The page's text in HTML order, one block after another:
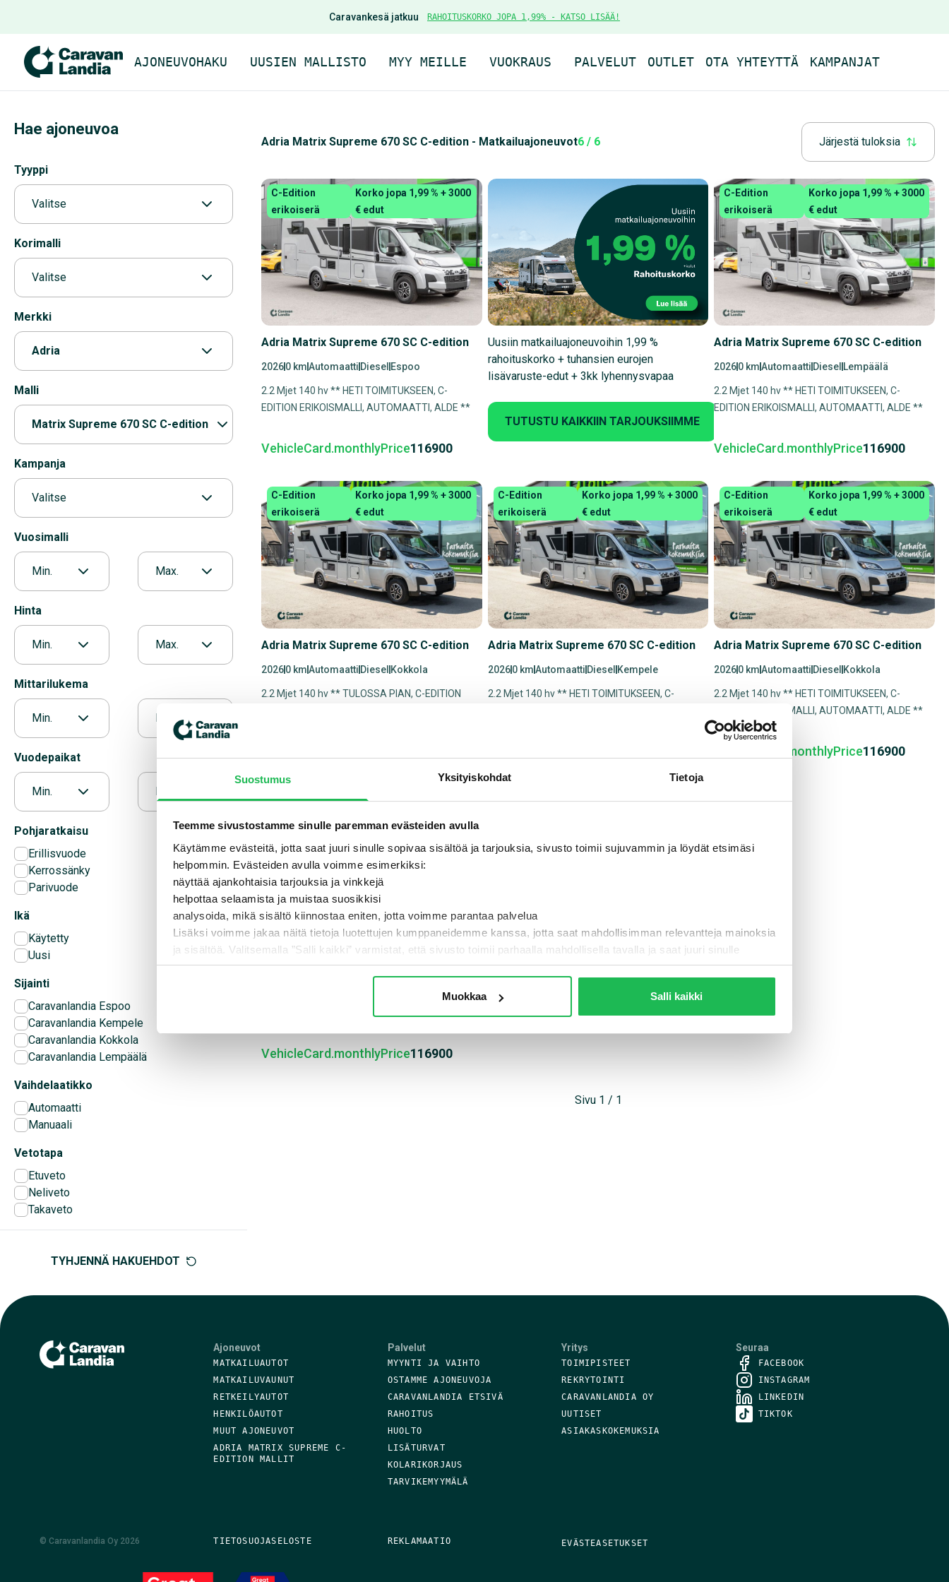
Suostumus Yksityiskohdat Tietoja
Teemme sivustostamme sinulle paremman evästeiden avulla
Käytämme evästeitä, jotta saat juuri sinulle sopivaa sisältöä ja tarjouksia, sivusto toimii sujuvammin ja löydät etsimäsi
helpommin. Evästeiden avulla voimme esimerkiksi:
näyttää ajankohtaisia tarjouksia ja vinkkejä
helpottaa selaamista ja muistaa suosikkisi
analysoida, mikä sisältö kiinnostaa eniten, jotta voimme parantaa palvelua
Lisäksi voimme jakaa näitä tietoja luotettujen kumppaneidemme kanssa, jotta saat mahdollisimman relevantteja mainoksia
ja sisältöä. Valitsemalla ”Salli kaikki” varmistat, että sivusto toimii parhaalla mahdollisella tavalla ja saat juuri sinulle
räätälöityä hyötyä.
Muokkaa Salli kaikki
Caravankesä jatkuu RAHOITUSKORKO JOPA 1,99% - KATSO LISÄÄ!
AJONEUVOHAKU UUSIEN MALLISTO MYY MEILLE VUOKRAUS PALVELUT OUTLET OTA YHTEYTTÄ KAMPANJAT
Hae ajoneuvoa
Tyyppi
Valitse
Korimalli
Valitse
Merkki
Adria
Malli
Matrix Supreme 670 SC C-edition
Kampanja
Valitse
Vuosimalli
Min. Max.
Hinta
Min. Max.
Mittarilukema
Min. Max.
Vuodepaikat
Min. Max.
Pohjaratkaisu
Erillisvuode
Kerrossänky
Parivuode
Ikä
Käytetty
Uusi
Sijainti
Caravanlandia Espoo
Caravanlandia Kempele
Caravanlandia Kokkola
Caravanlandia Lempäälä
Vaihdelaatikko
Automaatti
Manuaali
Vetotapa
Etuveto
Neliveto
Takaveto
TYHJENNÄ HAKUEHDOT
Adria Matrix Supreme 670 SC C-edition - Matkailuajoneuvot6 / 6 Järjestä tuloksia
C-Edition
erikoiserä
Korko jopa 1,99 % + 3000
€ edut
Adria Matrix Supreme 670 SC C-edition
20260 kmAutomaatti Diesel Espoo
2.2 Mjet 140 hv ** HETI TOIMITUKSEEN, C-
EDITION ERIKOISMALLI, AUTOMAATTI, ALDE **
VehicleCard.monthlyPrice116900
Uusiin matkailuajoneuvoihin 1,99 %
rahoituskorko + tuhansien eurojen
lisävaruste-edut + 3kk lyhennysvapaa
TUTUSTU KAIKKIIN TARJOUKSIIMME
C-Edition
erikoiserä
Korko jopa 1,99 % + 3000
€ edut
Adria Matrix Supreme 670 SC C-edition
20260 km Automaatti Diesel Lempäälä
2.2 Mjet 140 hv ** HETI TOIMITUKSEEN, C-
EDITION ERIKOISMALLI, AUTOMAATTI, ALDE **
VehicleCard.monthlyPrice116900
C-Edition
erikoiserä
Korko jopa 1,99 % + 3000
€ edut
Adria Matrix Supreme 670 SC C-edition
20260 kmAutomaatti Diesel Kokkola
2.2 Mjet 140 hv ** TULOSSA PIAN, C-EDITION
C-Edition
erikoiserä
Korko jopa 1,99 % + 3000
€ edut
Adria Matrix Supreme 670 SC C-edition
2026 0 kmAutomaatti Diesel Kempele
2.2 Mjet 140 hv ** HETI TOIMITUKSEEN, C-
C-Edition
erikoiserä
Korko jopa 1,99 % + 3000
€ edut
Adria Matrix Supreme 670 SC C-edition
20260 km Automaatti Diesel Kokkola
2.2 Mjet 140 hv ** HETI TOIMITUKSEEN, C-
EDITION ERIKOISMALLI, AUTOMAATTI, ALDE **
VehicleCard.monthlyPrice116900
C-Edition
Korko jopa 1,99 % + 3000
Adria Matrix Supreme 670 SC C-edition
2.2 Mjet 140 hv ** HETI TOIMITUKSEEN, C-
EDITION ERIKOISMALLI, AUTOMAATTI, ALDE **
VehicleCard.monthlyPrice116900
Käytettyihin matkailuajoneuvoihin 2,99 %
rahoituskorko + 3kk lyhennysvapaa
Sivu 1 / 1
Ajoneuvot
MATKAILUAUTOT
MATKAILUVAUNUT
RETKEILYAUTOT
HENKILÖAUTOT
MUUT AJONEUVOT
ADRIA MATRIX SUPREME C-
EDITION MALLIT
Palvelut
MYYNTI JA VAIHTO
OSTAMME AJONEUVOJA
CARAVANLANDIA ETSIVÄ
RAHOITUS
HUOLTO
LISÄTURVAT
KOLARIKORJAUS
TARVIKEMYYMÄLÄ
Yritys
TOIMIPISTEET
REKRYTOINTI
CARAVANLANDIA OY
UUTISET
ASIAKASKOKEMUKSIA
Seuraa
FACEBOOK
INSTAGRAM
LINKEDIN
TIKTOK
© Caravanlandia Oy 2026 TIETOSUOJASELOSTE REKLAMAATIO EVÄSTEASETUKSET